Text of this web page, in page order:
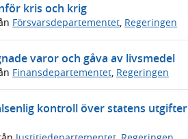
kris och krig
Försvarsdepartementet, Regeringen
varor och gåva av livsmedel
Finansdepartementet, Regeringen
kontroll över statens utgifter